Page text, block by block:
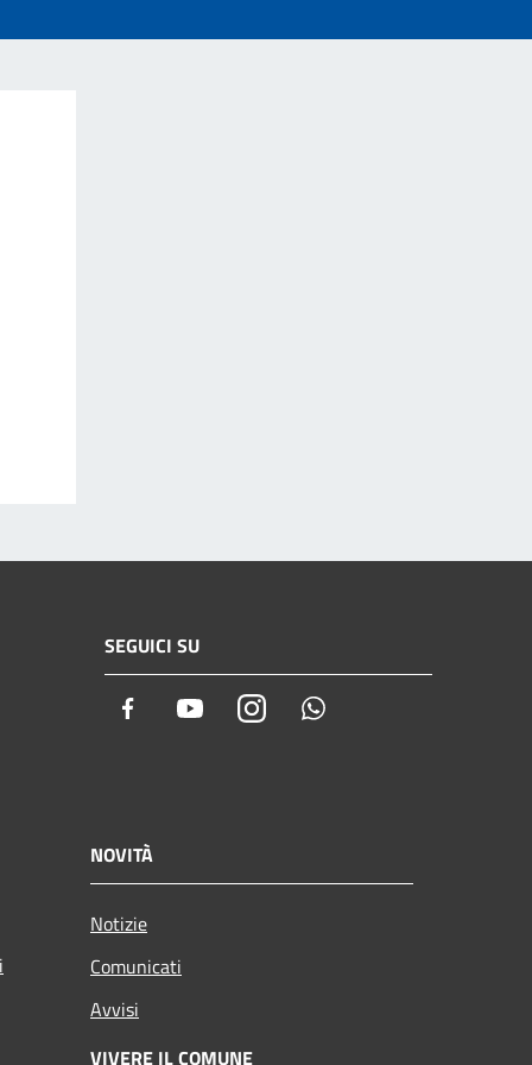
SEGUICI SU
Facebook YoutubeInstagram
NOVITÀ
Notizie
Comunicati
Avvisi
VIVERE IL COMUNE